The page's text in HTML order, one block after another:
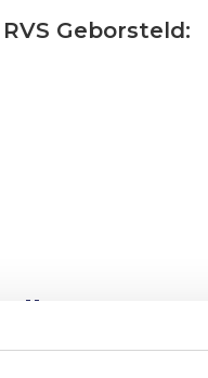
Geborsteld:
en tag